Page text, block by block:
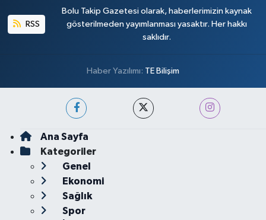
RSS
Bolu Takip Gazetesi olarak, haberlerimizin kaynak
gösterilmeden yayımlanması yasaktır. Her hakkı
saklıdır.
Haber Yazılımı: TE Bilişim
Ana Sayfa
Kategoriler
Genel
Ekonomi
Sağlık
Spor